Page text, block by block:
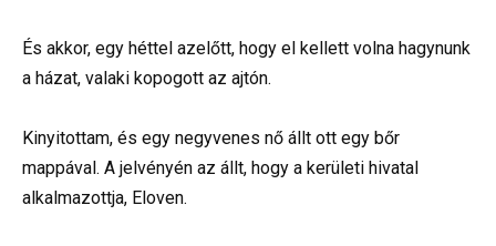
És akkor, egy héttel azelőtt, hogy el kellett volna hagynunk
a házat, valaki kopogott az ajtón.
Kinyitottam, és egy negyvenes nő állt ott egy bőr
mappával. A jelvényén az állt, hogy a kerületi hivatal
alkalmazottja, Eloven.